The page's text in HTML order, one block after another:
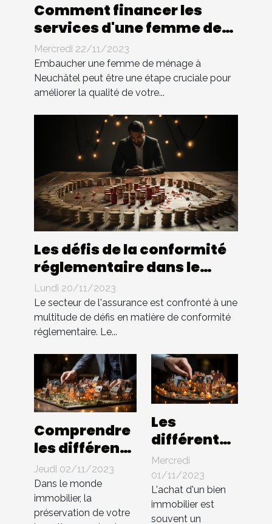
Comment financer les
services d'une femme de
ménage à Neuchâtel:
Guide sur les options
d'assurance et de prêt
Mercredi 22/11/2023
Embaucher une femme de ménage à
Neuchâtel peut être une étape cruciale pour
améliorer la qualité de votre...
Les défis de la conformité
réglementaire dans le
secteur de l'assurance
Lundi 20/11/2023
Le secteur de l'assurance est confronté à une
multitude de défis en matière de conformité
réglementaire. Le...
Comprendre
les différents
types
d'assurances
immobilières
pour garantir
Jeudi 02/11/2023
Dans le monde
immobilier, la
préservation de votre
Les
différents
types de
prêts
bancaires
pour
Mercredi
01/11/2023
L'achat d'un bien
immobilier est
souvent un